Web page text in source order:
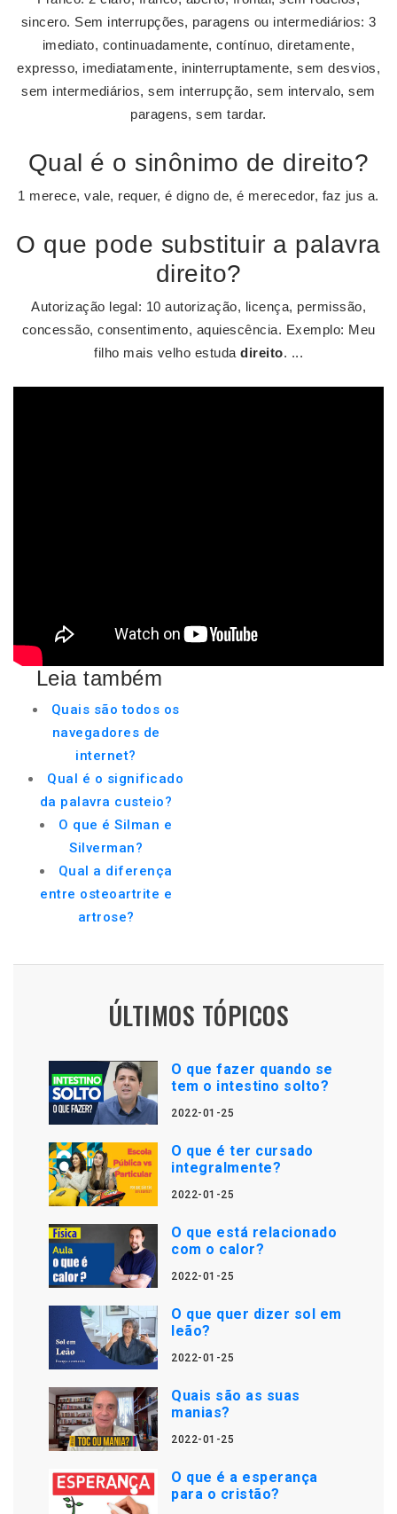
sincero. Sem interrupções, paragens ou intermediários: 3
imediato, continuadamente, contínuo, diretamente,
expresso, imediatamente, ininterruptamente, sem desvios,
sem intermediários, sem interrupção, sem intervalo, sem
paragens, sem tardar.
Qual é o sinônimo de direito?
1 merece, vale, requer, é digno de, é merecedor, faz jus a.
O que pode substituir a palavra
direito?
Autorização legal: 10 autorização, licença, permissão,
concessão, consentimento, aquiescência. Exemplo: Meu
filho mais velho estuda direito. ...
Leia também
Quais são todos os
navegadores de
internet?
Qual é o significado
da palavra custeio?
O que é Silman e
Silverman?
Qual a diferença
entre osteoartrite e
artrose?
ÚLTIMOS TÓPICOS
O que fazer quando se
tem o intestino solto?
2022-01-25
O que é ter cursado
integralmente?
2022-01-25
O que está relacionado
com o calor?
2022-01-25
O que quer dizer sol em
leão?
2022-01-25
Quais são as suas
manias?
2022-01-25
O que é a esperança
para o cristão?